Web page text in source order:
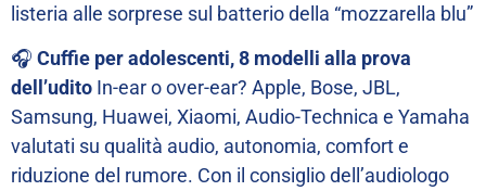
listeria alle sorprese sul batterio della “mozzarella blu”
🎧 Cuffie per adolescenti, 8 modelli alla prova
dell’udito In-ear o over-ear? Apple, Bose, JBL,
Samsung, Huawei, Xiaomi, Audio-Technica e Yamaha
valutati su qualità audio, autonomia, comfort e
riduzione del rumore. Con il consiglio dell’audiologo